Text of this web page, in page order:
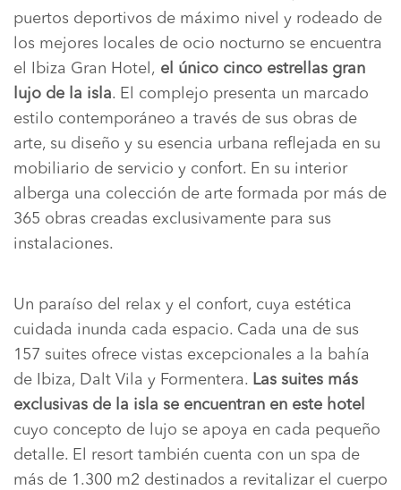
puertos deportivos de máximo nivel y rodeado de
los mejores locales de ocio nocturno se encuentra
el Ibiza Gran Hotel, el único cinco estrellas gran
lujo de la isla. El complejo presenta un marcado
estilo contemporáneo a través de sus obras de
arte, su diseño y su esencia urbana reflejada en su
mobiliario de servicio y confort. En su interior
alberga una colección de arte formada por más de
365 obras creadas exclusivamente para sus
instalaciones.
Un paraíso del relax y el confort, cuya estética
cuidada inunda cada espacio. Cada una de sus
157 suites ofrece vistas excepcionales a la bahía
de Ibiza, Dalt Vila y Formentera. Las suites más
exclusivas de la isla se encuentran en este hotel
cuyo concepto de lujo se apoya en cada pequeño
detalle. El resort también cuenta con un spa de
más de 1.300 m2 destinados a revitalizar el cuerpo